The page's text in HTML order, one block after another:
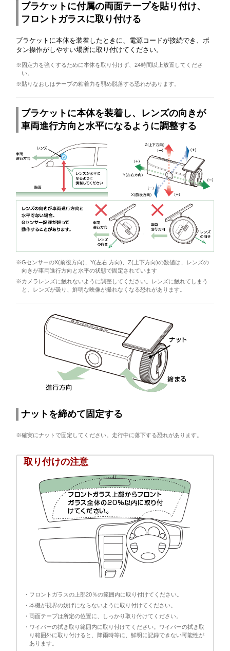
ブラケットに付属の両面テープを貼り付け、
フロントガラスに取り付ける
ブラケットに本体を装着したときに、電源コードが接続でき、ボ
タン操作がしやすい場所に取り付けてください。
※固定力を強くするために本体を取り付けず、24時間以上放置してくださ
い。
※貼りなおしはテープの粘着力を弱め脱落する恐れがあります。
ブラケットに本体を装着し、レンズの向きが
車両進行方向と水平になるように調整する
※GセンサーのX(前後方向)、Y(左右 方向)、Z(上下方向)の数値は、レンズの
向きが車両進行方向と水平の状態で固定されています
※カメラレンズに触れないように調整してください。レンズに触れてしまう
と、レンズが曇り、鮮明な映像が撮れなくなる恐れがあります。
ナットを締めて固定する
※確実にナットで固定してください。走行中に落下する恐れがあります。
取り付けの注意
・フロントガラスの上部20％の範囲内に取り付けてください。
・本機が視界の妨げにならないように取り付けてください。
・両面テープは所定の位置に、しっかり取り付けてください。
・ワイパーの拭き取り範囲内に取り付けてください。ワイパーの拭き取
り範囲外に取り付けると、降雨時等に、鮮明に記録できない可能性が
あります。